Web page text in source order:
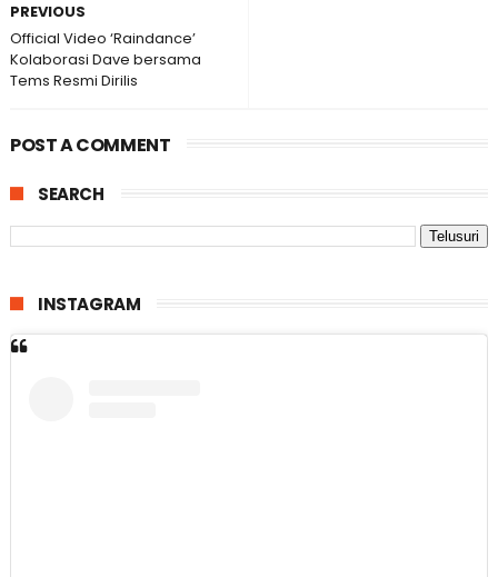
PREVIOUS
Official Video ‘Raindance’
Kolaborasi Dave bersama
Tems Resmi Dirilis
POST A COMMENT
SEARCH
INSTAGRAM